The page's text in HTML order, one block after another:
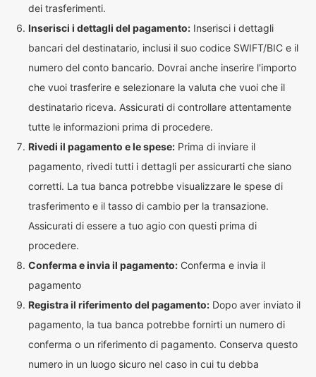
dei trasferimenti.
Inserisci i dettagli del pagamento: Inserisci i dettagli
bancari del destinatario, inclusi il suo codice SWIFT/BIC e il
numero del conto bancario. Dovrai anche inserire l'importo
che vuoi trasferire e selezionare la valuta che vuoi che il
destinatario riceva. Assicurati di controllare attentamente
tutte le informazioni prima di procedere.
Rivedi il pagamento e le spese: Prima di inviare il
pagamento, rivedi tutti i dettagli per assicurarti che siano
corretti. La tua banca potrebbe visualizzare le spese di
trasferimento e il tasso di cambio per la transazione.
Assicurati di essere a tuo agio con questi prima di
procedere.
Conferma e invia il pagamento: Conferma e invia il
pagamento
Registra il riferimento del pagamento: Dopo aver inviato il
pagamento, la tua banca potrebbe fornirti un numero di
conferma o un riferimento di pagamento. Conserva questo
numero in un luogo sicuro nel caso in cui tu debba